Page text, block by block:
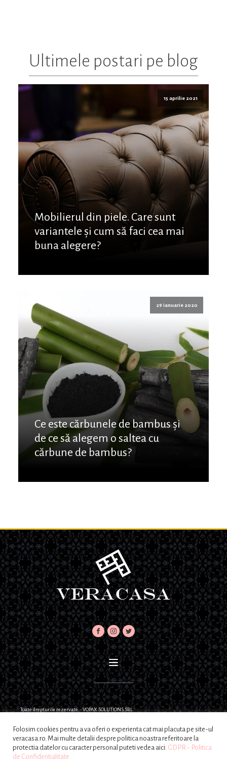
Ultimele postari pe blog
15 aprilie 2021
Mobilierul din piele. Care sunt
variantele și cum să faci cea mai
buna alegere?
29 ianuarie 2020
Ce este cărbunele de bambus și
de ce să alegem o saltea cu
cărbune de bambus?
Toate drepturile rezervate - VOPAX SOLUTIONS SRL
Folosim cookies pentru a va oferi o experienta cat mai placuta pe site-ul
veracasa.ro. Mai multe detalii despre politica noastra referitoare la
protectia datelor cu caracter personal puteti vedea aici: GDPR - Politica
de Confidentialitate